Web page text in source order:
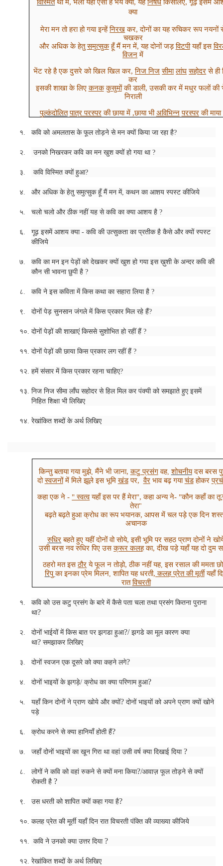
विस्मितथा मैं,भला यहाँ ऐसा है भय क्या, यहनिषेधकिसलिए,गूढ़ इसमें
क्या
मेरा मन तो हरा हो गया इन्हेंनिरखकर, दोनों का यह रुचिकर रूप नयनों
चखकर
और अधिक के हेतुसमुत्सुकहूँ मैं मन में, यह दोनों जड़विटपीयहाँ इस
विजनमें
भेंट रहे है एक दुसरे को खिल खिल कर,निज निज सीमा लांघ सहोदरसे ही
कर
इसकी शाखा के लिएकनक कुसुमोंकी डाली, उसकी कर में मधुर फलों की
निराली
पुल्कंदोलित पात्र परस्परकी छाया में ,छाया भीअविभिन्न परस्परकी माया
१. कवि को अमलतास के फूल तोड़ने से मन क्यों किया जा रहा है?
२. उनको निखरकर कवि का मन खुश क्यों हो गया था ?
३. कवि विस्मित क्यों हुआ?
४. और अधिक के हेतु समुत्सुक हूँ मैं मन में, कथन का आशय स्पस्ट कीजिये
५. चलो चलो और ठीक नहीं यह से कवि का क्या आशय है ?
६.
गूढ़ इसमें आशय क्या - कवि की उत्सुकता का प्रतीक है कैसे और क्यों स्पस्ट
कीजिये
७.
कवि का मन इन पेड़ों को देखकर क्यों खुश हो गया इस ख़ुशी के अन्दर कवि की
कौन सी भावना छुपी है ?
८. कवि ने इस कविता में किस कथा का सहारा लिया है ?
९. दोनों पेड़ सुनसान जंगले में किस प्रकार मिल रहे हैं?
१०. दोनों पेड़ों की शाखाएं किससे सुशोभित हो रहीं हैं ?
११. दोनों पेड़ों की छाया किस प्रकार लग रहीं हैं ?
१२. हमें संसार में किस प्रकार रहना चाहिए?
१३. निज निज सीमा लाँघ सहोदर से हिल मिल कर पंक्यी को समझाते हुए इसमें
निहित शिक्षा भी लिखिए
१४. रेखांकित शब्दों के अर्थ लिखिए
किन्तु बताया गया मुझे,मैंने भी जाना,कटु प्रसंगवह,शोचनीयदस बरस
दोस्वजनोंमें मिले झूले इस भूमिखंडपर,वैरभाव बढ़ गयाचंडहोकर
कहा एक ने - " स्वत्वयहाँ इस पर हैं मेरा", कहा अन्य ने- "कौन कहाँ का तू
तेरा"
बढ़ते बढ़ते हुआ क्रोध का रूप भयानक, आपस में चल पड़े एक दिन
अचानक
रुधिरबहते हुए यहीं दोनों वो सोये, इसी भूमि पर सहठ प्राण दोनों ने
उसी बरस नव रुधिर पिए उसक्रूर कलहका, दीख पड़े यहाँ यह दो दुम
ठहरो मत इसठौरये फूल न तोड़ो, ठीक नहीं यह,इस रसाल की ममता
रिपुका इनका प्रेम मिलन,शापित यह धरती, कलह प्रेत की मूर्तीयहाँ
रातविचरती
१.
कवि को उस कटु प्रसंग के बारे में कैसे पता चला तथा प्रसंग कितना पुराना
था?
२. दोनों भाईयों में किस बात पर झगडा हुआ?/ झगडे का मूल कारण क्या
था? समझाकर लिखिए
३. दोनों स्वजन एक दूसरे को क्या कहने लगे?
४. दोनों भाइयों के झगड़े/ क्रोध का क्या परिणाम हुआ?
५. यहाँ किन दोनों ने प्राण खोये और क्यों? दोनों भाइयों को अपने प्राण क्यों खोने
पड़े
६. क्रोध करने से क्या हानियाँ होती हैं?
७. जहाँ दोनों भाइयों का खून गिरा था वहां उसी वर्ष क्या दिखाई दिया ?
८. लोगों ने कवि को वहां रुकने से क्यों मना किया?/आवाज़ फूल तोड़ने से क्यों
रोकती है ?
९. उस धरती को शापित क्यों कहा गया है?
१०. कलह प्रेत की मूर्ती यहाँ दिन रात विचरती पंक्ति की व्याख्या कीजिये
११. कवि ने उनको क्या उत्तर दिया ?
१२. रेखांकित शब्दों के अर्थ लिखिए